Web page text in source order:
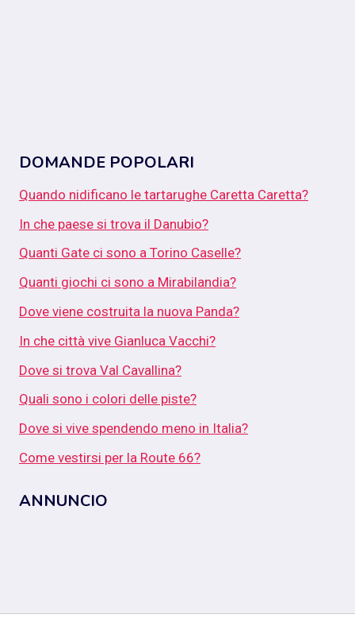
DOMANDE POPOLARI
Quando nidificano le tartarughe Caretta Caretta?
In che paese si trova il Danubio?
Quanti Gate ci sono a Torino Caselle?
Quanti giochi ci sono a Mirabilandia?
Dove viene costruita la nuova Panda?
In che città vive Gianluca Vacchi?
Dove si trova Val Cavallina?
Quali sono i colori delle piste?
Dove si vive spendendo meno in Italia?
Come vestirsi per la Route 66?
ANNUNCIO